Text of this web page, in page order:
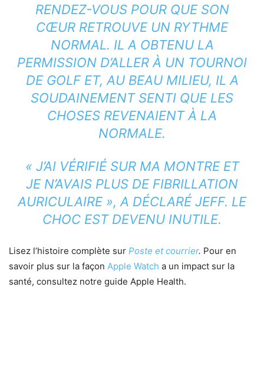
RENDEZ-VOUS POUR QUE SON
CŒUR RETROUVE UN RYTHME
NORMAL. IL A OBTENU LA
PERMISSION D’ALLER À UN TOURNOI
DE GOLF ET, AU BEAU MILIEU, IL A
SOUDAINEMENT SENTI QUE LES
CHOSES REVENAIENT À LA
NORMALE.
« J’AI VÉRIFIÉ SUR MA MONTRE ET
JE N’AVAIS PLUS DE FIBRILLATION
AURICULAIRE », A DÉCLARÉ JEFF. LE
CHOC EST DEVENU INUTILE.
Lisez l’histoire complète sur Poste et courrier. Pour en
savoir plus sur la façon Apple Watch a un impact sur la
santé, consultez notre guide Apple Health.